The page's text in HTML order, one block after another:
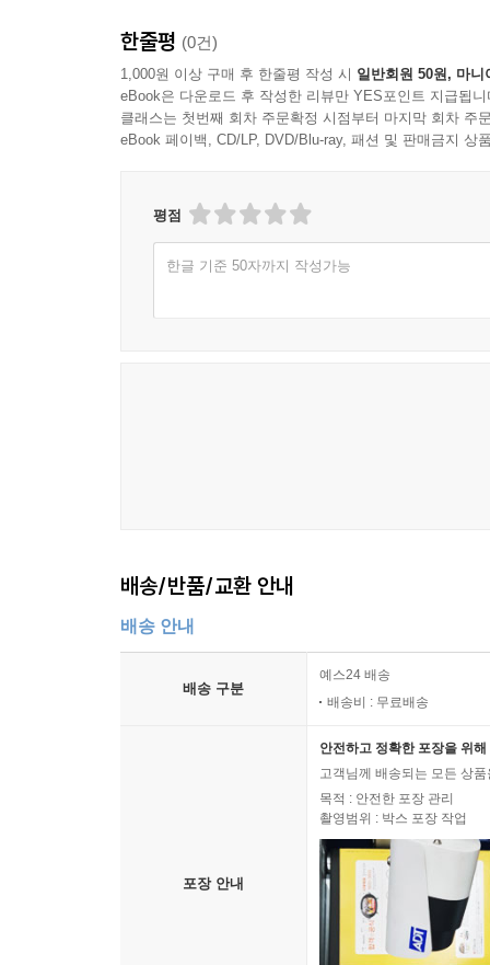
(이하 생략)
❘제3편❘국가적 법익에 대한 죄
제1장/국가의 존립과 권위에 대한 죄 510
Ⅱ.내란예비⋅음모⋅선동⋅선전죄 _511
제2절 외환의 죄 513
Ⅰ.간첩죄 등 _513
(이하 생략)
“경찰직 수험 형사법의 종결! 고효율 실전 정리!”
1. 경찰청에서 주관하는 기출문제들을 분석하여
2. 범죄별 조문과 목차를 토대로 지문을 배치하여
5. 지문마다 사안의 쟁점 또는 판례 제목을 제시
6. 법학전문대학원협의회에서 발표한 표준판례
본 교재를 출간하기까지 많은 분의 도움이 있었
출판기획팀 원성일 수석님과 권윤주 차장님 그
합격에 큰 보탬이 되기를 기원합니다.
한줄평 (0건)
1,000원 이상 구매 후 한줄평 작성 시 일반회원 50원, 마니
eBook은 다운로드 후 작성한 리뷰만 YES포인트 지급됩니
클래스는 첫번째 회차 주문확정 시점부터 마지막 회차 주
eBook 페이백, CD/LP, DVD/Blu-ray, 패션 및 판매금지 상
평점
한글 기준 50자까지 작성가능
배송/반품/교환 안내
배송 안내
배송 구분
예스24 배송
배송비 : 무료배송
포장 안내
안전하고 정확한 포장을 위
고객님께 배송되는 모든 상
목적 : 안전한 포장 관리
촬영범위 : 박스 포장 작업